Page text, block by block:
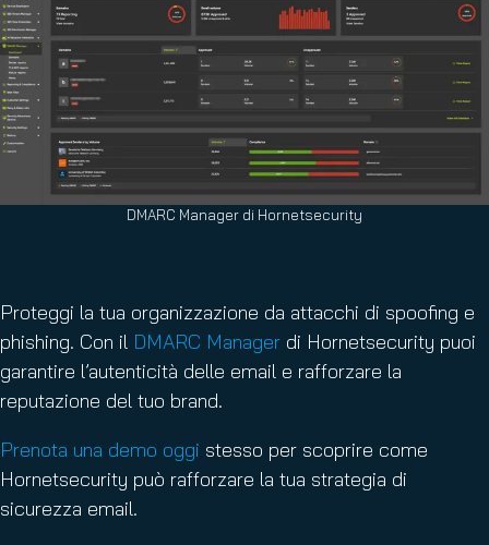
DMARC Manager di Hornetsecurity
Proteggi la tua organizzazione da attacchi di spoofing e
phishing. Con il DMARC Manager di Hornetsecurity puoi
garantire l’autenticità delle email e rafforzare la
reputazione del tuo brand.
Prenota una demo oggi stesso per scoprire come
Hornetsecurity può rafforzare la tua strategia di
sicurezza email.